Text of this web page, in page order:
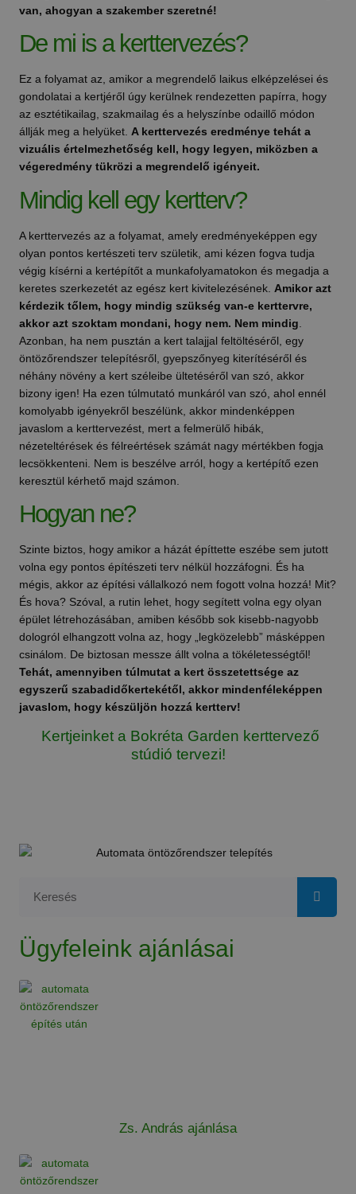
van, ahogyan a szakember szeretné!
De mi is a kerttervezés?
Ez a folyamat az, amikor a megrendelő laikus elképzelései és
gondolatai a kertjéről úgy kerülnek rendezetten papírra, hogy
az esztétikailag, szakmailag és a helyszínbe odaillő módon
állják meg a helyüket. A kerttervezés eredménye tehát a
vizuális értelmezhetőség kell, hogy legyen, miközben a
végeredmény tükrözi a megrendelő igényeit.
Mindig kell egy kertterv?
A kerttervezés az a folyamat, amely eredményeképpen egy
olyan pontos kertészeti terv születik, ami kézen fogva tudja
végig kísérni a kertépítőt a munkafolyamatokon és megadja a
keretes szerkezetét az egész kert kivitelezésének. Amikor azt
kérdezik tőlem, hogy mindig szükség van-e kerttervre,
akkor azt szoktam mondani, hogy nem. Nem mindig
Azonban, ha nem pusztán a kert talajjal feltöltéséről, egy
öntözőrendszer telepítésről, gyepszőnyeg kiterítéséről és
néhány növény a kert széleibe ültetéséről van szó, akkor
bizony igen! Ha ezen túlmutató munkáról van szó, ahol ennél
komolyabb igényekről beszélünk, akkor mindenképpen
javaslom a kerttervezést, mert a felmerülő hibák,
nézeteltérések és félreértések számát nagy mértékben fogja
lecsökkenteni. Nem is beszélve arról, hogy a kertépítő ezen
keresztül kérhető majd számon.
Hogyan ne?
Szinte biztos, hogy amikor a házát építtette eszébe sem jutott
volna egy pontos építészeti terv nélkül hozzáfogni. És ha
mégis, akkor az építési vállalkozó nem fogott volna hozzá! Mit?
És hova? Szóval, a rutin lehet, hogy segített volna egy olyan
épület létrehozásában, amiben később sok kisebb-nagyobb
dologról elhangzott volna az, hogy „legközelebb” másképpen
csinálom. De biztosan messze állt volna a tökéletességtől!
Tehát, amennyiben túlmutat a kert összetettsége az
egyszerű szabadidőkertekétől, akkor mindenféleképpen
javaslom, hogy készüljön hozzá kertterv!
Kertjeinket a Bokréta Garden kerttervező
stúdió tervezi!
Ügyfeleink ajánlásai
Zs. András ajánlása